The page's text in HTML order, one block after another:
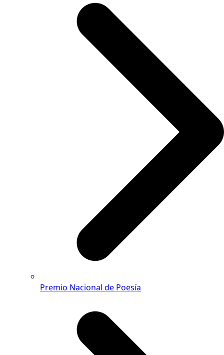
Premio Nacional de Poesía